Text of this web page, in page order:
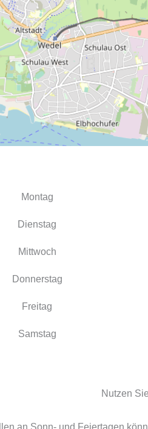
Montag
Dienstag
Mittwoch
Donnerstag
Freitag
Samstag
Nutzen
an Sonn- und Feiertagen